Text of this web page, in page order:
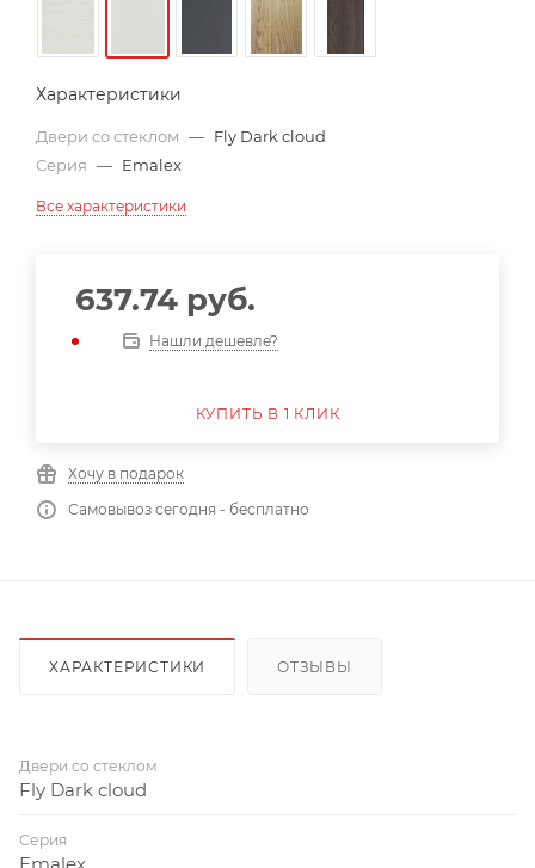
Характеристики
Двери со стеклом — Fly Dark cloud
Серия — Emalex
Все характеристики
637.74 руб.
Нашли дешевле?
КУПИТЬ В 1 КЛИК
Хочу в подарок
Самовывоз сегодня - бесплатно
ХАРАКТЕРИСТИКИ ОТЗЫВЫ
Двери со стеклом
Fly Dark cloud
Серия